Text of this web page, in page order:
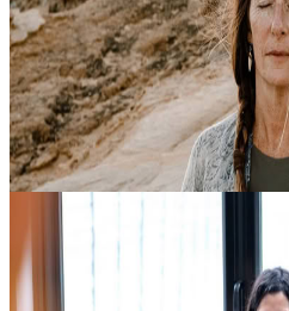
Presso Transform to Bliss, le lezioni
accompagnarti con delicatezza
ritrovare il tuo stato naturale di
15,00 €
Contatta l'organizzatore per le
Lagos, Portogallo
Corso introduttivo di 6
Partecipa a questo corso di 6